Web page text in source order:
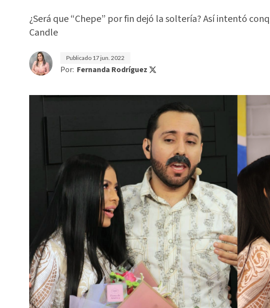
¿Será que “Chepe” por fin dejó la soltería? Así intentó
Candle
Publicado 17 jun. 2022
Por: Fernanda Rodríguez